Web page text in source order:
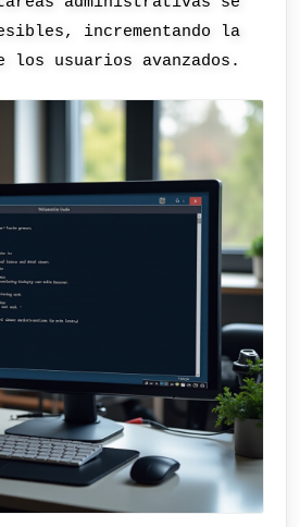
incrementando la
los usuarios avanzados.